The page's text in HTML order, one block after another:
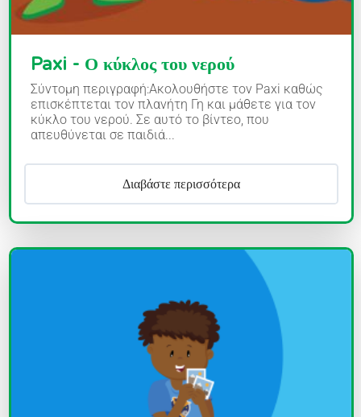
Paxi - Ο κύκλος του νερού
Σύντομη περιγραφή:Ακολουθήστε τον Paxi καθώς
επισκέπτεται τον πλανήτη Γη και μάθετε για τον
κύκλο του νερού. Σε αυτό το βίντεο, που
απευθύνεται σε παιδιά...
Διαβάστε περισσότερα